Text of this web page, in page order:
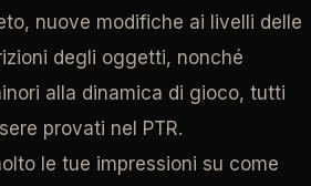
nuove modifiche ai livelli delle
degli oggetti, nonché
alla dinamica di gioco, tutti
provati nel PTR.
le tue impressioni su come